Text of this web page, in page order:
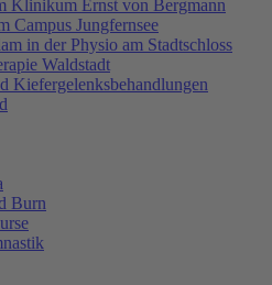
Klinikum Ernst von Bergmann
Campus Jungfernsee
in der Physio am Stadtschloss
Waldstadt
Kiefergelenksbehandlungen
Burn